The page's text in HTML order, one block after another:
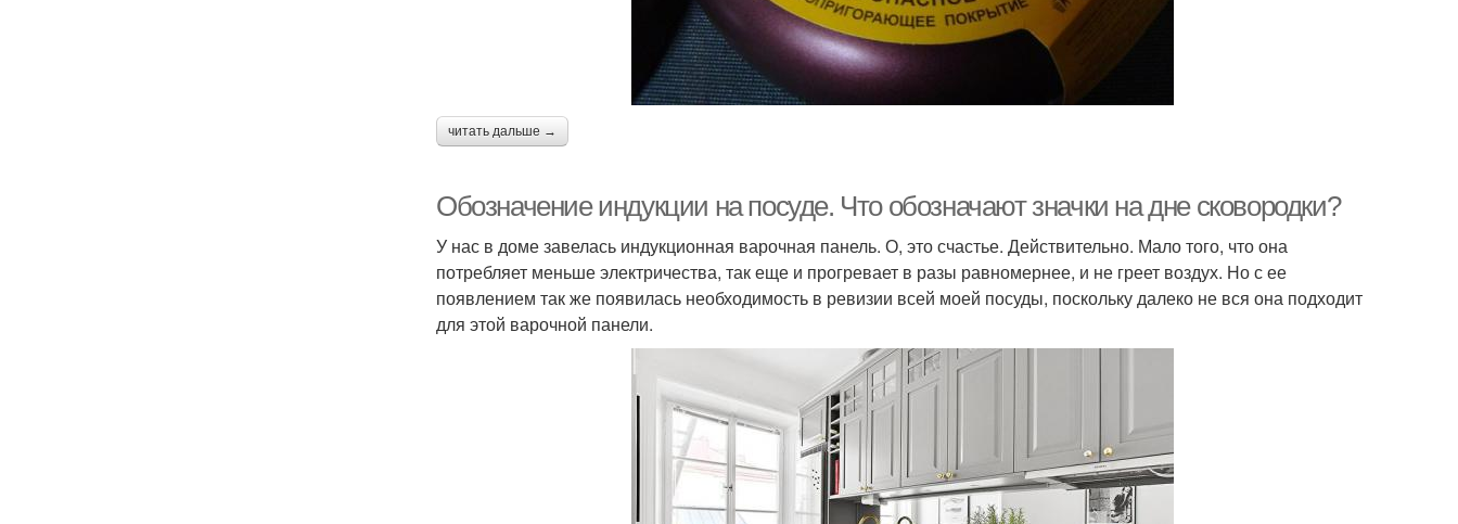
читать дальше →
Обозначение индукции на посуде. Что обозначают значки на дне сковородки?
У нас в доме завелась индукционная варочная панель. О, это счастье. Действительно. Мало того, что она
потребляет меньше электричества, так еще и прогревает в разы равномернее, и не греет воздух. Но с ее
появлением так же появилась необходимость в ревизии всей моей посуды, поскольку далеко не вся она подходит
для этой варочной панели.